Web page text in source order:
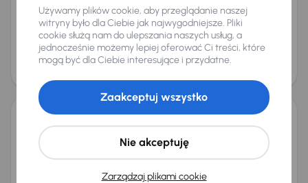
Miesięczna rata
od 196 zł
Cena promocyjna
31 000 zł
Cena
33 000 zł
Świeżo skupione
Fiat Tipo
Benzyna1.4 16V70 kW
Książka serwisowa Auta krajowe 1.4 16V
Salon Polska
Używamy plików cookie, aby przeglądanie naszej
witryny było dla Ciebie jak najwygodniejsze. Pliki
cookie służą nam do ulepszania naszych usług, a
jednocześnie możemy lepiej oferować Ci treści, które
mogą być dla Ciebie interesujące i przydatne.
Zarządzaj plikami cookie
Nie akceptuję
Zaakceptuj wszystko